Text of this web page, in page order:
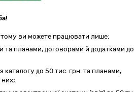
ви можете працювати лише:
та планами, договорами й додатками до
до 50 тис. грн. та планами,
них;